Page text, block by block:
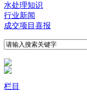
水处理知识
行业新闻
成交项目喜报
栏目